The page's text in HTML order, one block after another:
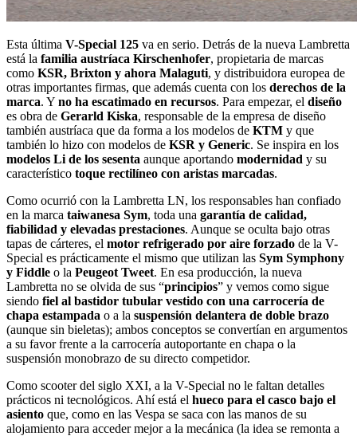
Esta última V-Special 125 va en serio. Detrás de la nueva Lambretta
está la familia austríaca Kirschenhofer, propietaria de marcas
como KSR, Brixton y ahora Malaguti, y distribuidora europea de
otras importantes firmas, que además cuenta con los derechos de la
marca. Y no ha escatimado en recursos. Para empezar, el diseño
es obra de Gerarld Kiska, responsable de la empresa de diseño
también austríaca que da forma a los modelos de KTM y que
también lo hizo con modelos de KSR y Generic. Se inspira en los
modelos Li de los sesenta aunque aportando modernidad y su
característico toque rectilíneo con aristas marcadas.
Como ocurrió con la Lambretta LN, los responsables han confiado
en la marca taiwanesa Sym, toda una garantía de calidad,
fiabilidad y elevadas prestaciones. Aunque se oculta bajo otras
tapas de cárteres, el motor refrigerado por aire forzado de la V-
Special es prácticamente el mismo que utilizan las Sym Symphony
y Fiddle o la Peugeot Tweet. En esa producción, la nueva
Lambretta no se olvida de sus “principios” y vemos como sigue
siendo fiel al bastidor tubular vestido con una carrocería de
chapa estampada o a la suspensión delantera de doble brazo
(aunque sin bieletas); ambos conceptos se convertían en argumentos
a su favor frente a la carrocería autoportante en chapa o la
suspensión monobrazo de su directo competidor.
Como scooter del siglo XXI, a la V-Special no le faltan detalles
prácticos ni tecnológicos. Ahí está el hueco para el casco bajo el
asiento que, como en las Vespa se saca con las manos de su
alojamiento para acceder mejor a la mecánica (la idea se remonta a